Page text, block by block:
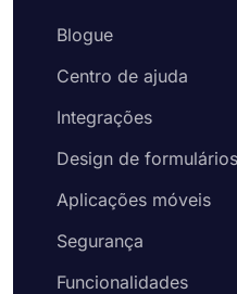
Blogue
Centro de ajuda
Integrações
Design de formulários
Aplicações móveis
Segurança
Funcionalidades